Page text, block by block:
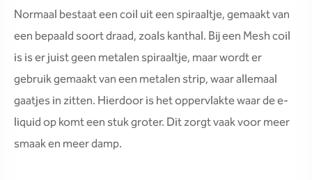
Normaal bestaat een coil uit een spiraaltje, gemaakt van
een bepaald soort draad, zoals kanthal. Bij een Mesh coil
is is er juist geen metalen spiraaltje, maar wordt er
gebruik gemaakt van een metalen strip, waar allemaal
gaatjes in zitten. Hierdoor is het oppervlakte waar de e-
liquid op komt een stuk groter. Dit zorgt vaak voor meer
smaak en meer damp.